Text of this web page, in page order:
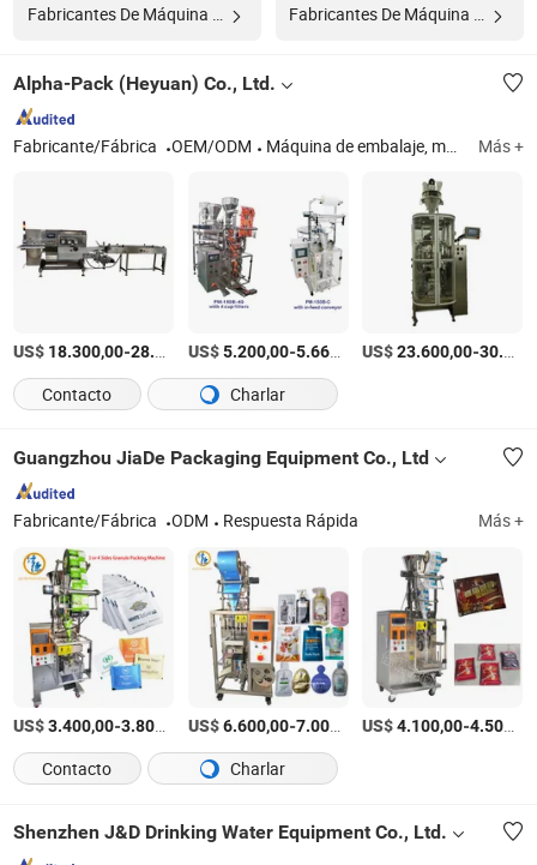
Alpha-Pack (Heyuan) Co., Ltd.
Fabricante/Fábrica OEM/ODM Máquina de embalaje, máquina de envasado, máquina de llenado, robot industrial, máquina de doypack, máquina de envasado de bolsa premoldeada, máquina de embalaje de múltiples vías Más +
US$ 18.300,00-28.000,00 /Set
US$5.200,00-5.660,00 /Pieza
US$23.600,00-30.000,00
Contacto Charlar
Guangzhou JiaDe Packaging Equipment Co., Ltd
Fabricante/Fábrica ODM Respuesta Rápida Más +
US$3.400,00-3.800,00 /Set
US$6.600,00-7.000,00 /Set
US$4.100,00-4.500,00
Contacto
Charlar
Shenzhen J&D Drinking Water Equipment Co., Ltd.